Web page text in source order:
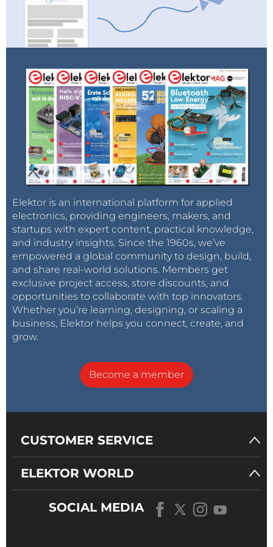
Elektor International Media
A Contribuir para a Evolução da Tecnologia Áudio
A audioXpress combina os melhores artigos,
projectos, dicas e técnicas para produzir áudio da
melhor qualidade, ligando fabricantes e
distribuidores com os técnicos de áudio e
entusiastas sempre à procura das soluções mais
inovadoras em som, acústica e electrónica áudio.
Website e Redes Sociais:
http://audioxpress.com
Facebook
Twitter
Elektor is an international platform for applied
electronics, providing engineers, makers, and
startups with expert content, practical knowledge,
and industry insights. Since the 1960s, we’ve
empowered a global community to design, build,
and share real-world solutions. Members get
exclusive project access, store discounts, and
opportunities to collaborate with top innovators.
Whether you’re learning, designing, or scaling a
business, Elektor helps you connect, create, and
grow.
Become a member
CUSTOMER SERVICE
ELEKTOR WORLD
SOCIAL MEDIA